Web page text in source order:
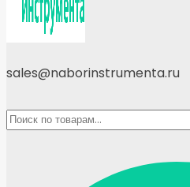
sales@naborinstrumenta.ru
Искать: